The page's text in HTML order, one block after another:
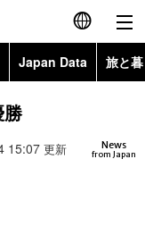
English
繁體字
Japan Data 旅と
Images
News
from Japan
15:07 更新